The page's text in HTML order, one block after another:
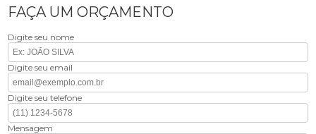
FAÇA UM ORÇAMENTO
Digite seu nome
Digite seu email
Digite seu telefone
Mensagem